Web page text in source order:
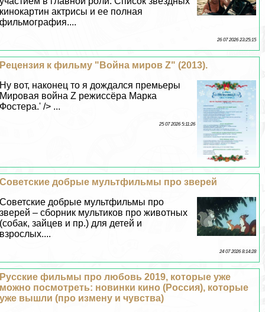
кинокартин актрисы и ее полная
фильмография....
26 07 2026 23:25:15
Рецензия к фильму "Война миров Z" (2013).
Ну вот, наконец то я дождался премьеры
Мировая война Z режиссёра Марка
Фостера.' /> ...
25 07 2026 5:11:26
Советские добрые мультфильмы про зверей
Советские добрые мультфильмы про
зверей – сборник мультиков про животных
(собак, зайцев и пр.) для детей и
взрослых....
24 07 2026 8:14:28
Русские фильмы про любовь 2019, которые уже
можно посмотреть: новинки кино (Россия), которые
уже вышли (про измену и чувства)